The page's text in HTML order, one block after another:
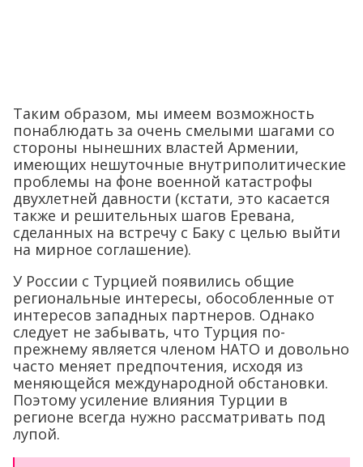
Таким образом, мы имеем возможность
понаблюдать за очень смелыми шагами со
стороны нынешних властей Армении,
имеющих нешуточные внутриполитические
проблемы на фоне военной катастрофы
двухлетней давности (кстати, это касается
также и решительных шагов Еревана,
сделанных на встречу с Баку с целью выйти
на мирное соглашение).
У России с Турцией появились общие
региональные интересы, обособленные от
интересов западных партнеров. Однако
следует не забывать, что Турция по-
прежнему является членом НАТО и довольно
часто меняет предпочтения, исходя из
меняющейся международной обстановки.
Поэтому усиление влияния Турции в
регионе всегда нужно рассматривать под
лупой.